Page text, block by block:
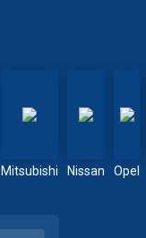
Mitsubishi Nissan Opel